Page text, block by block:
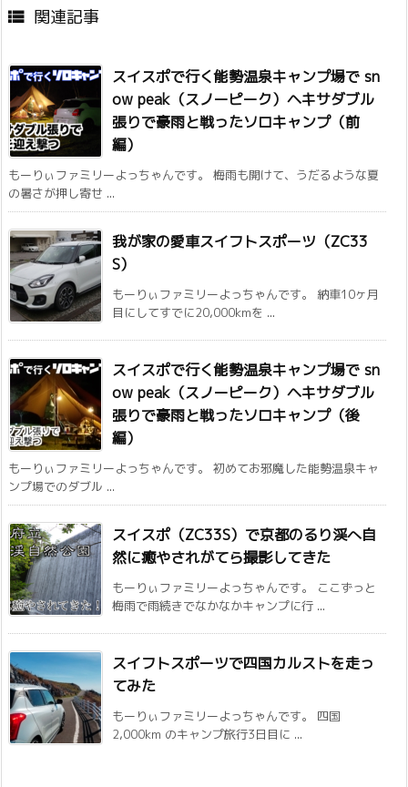
 関連記事
スイスポで行く能勢温泉キャンプ場で sn
ow peak（スノーピーク）ヘキサダブル
張りで豪雨と戦ったソロキャンプ（前
編）
もーりぃファミリーよっちゃんです。 梅雨も開けて、うだるような夏
の暑さが押し寄せ ...
我が家の愛車スイフトスポーツ（ZC33
S）
もーりぃファミリーよっちゃんです。 納車10ヶ月
目にしてすでに20,000kmを ...
スイスポで行く能勢温泉キャンプ場で sn
ow peak（スノーピーク）ヘキサダブル
張りで豪雨と戦ったソロキャンプ（後
編）
もーりぃファミリーよっちゃんです。 初めてお邪魔した能勢温泉キャ
ンプ場でのダブル ...
スイスポ（ZC33S）で京都のるり渓へ自
然に癒やされがてら撮影してきた
もーりぃファミリーよっちゃんです。 ここずっと
梅雨で雨続きでなかなかキャンプに行 ...
スイフトスポーツで四国カルストを走っ
てみた
もーりぃファミリーよっちゃんです。 四国
2,000km のキャンプ旅行3日目に ...